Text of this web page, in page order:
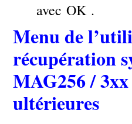
avec OK .
Menu de
récupération
MAG256 /
ultérieures